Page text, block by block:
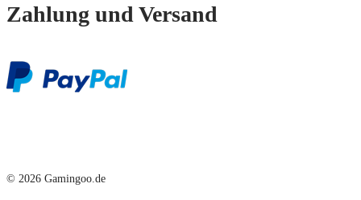
Zahlung und Versand
© 2026 Gamingoo.de